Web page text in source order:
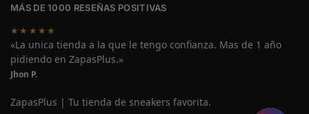
MÁS DE 1000 RESEÑAS POSITIVAS
★★★★★
«La unica tienda a la que le tengo confianza. Mas de 1 año
pidiendo en ZapasPlus.»
Jhon P.
ZapasPlus | Tu tienda de sneakers favorita.